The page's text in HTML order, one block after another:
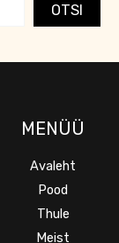
OTSI
MENÜÜ
Avaleht
Pood
Thule
Meist